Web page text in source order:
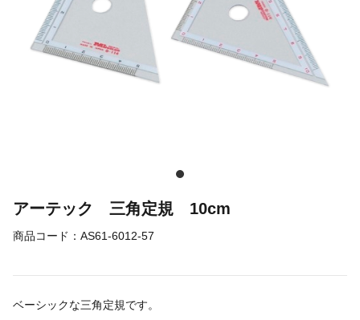
アーテック 三角定規 10cm
商品コード： AS61-6012-57
ベーシックな三角定規です。